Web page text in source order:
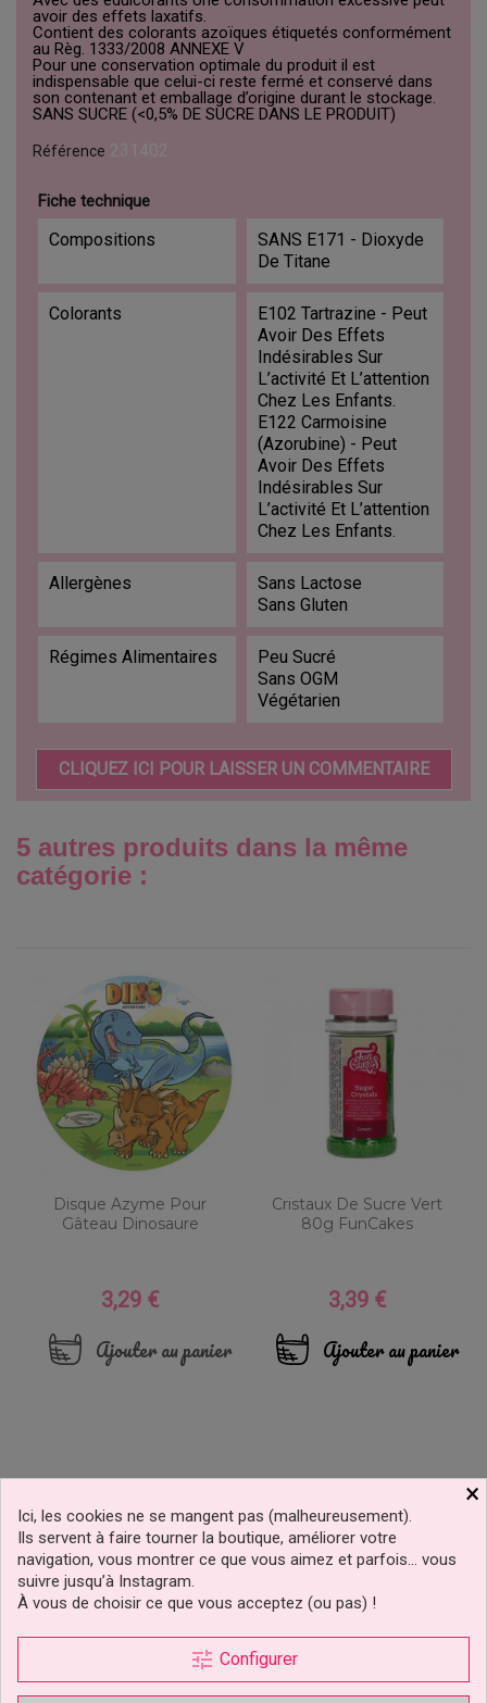
avoir des effets laxatifs.
Contient des colorants azoïques étiquetés conformément
au Règ. 1333/2008 ANNEXE V
Pour une conservation optimale du produit il est
indispensable que celui-ci reste fermé et conservé dans
son contenant et emballage d’origine durant le stockage.
SANS SUCRE (<0,5% DE SUCRE DANS LE PRODUIT)
Référence
Fiche technique
Compositions
SANS E171 - Dioxyde
De Titane
Colorants
E102 Tartrazine - Peut
Avoir Des Effets
Indésirables Sur
L’activité Et L’attention
Chez Les Enfants.
E122 Carmoisine
(Azorubine) - Peut
Avoir Des Effets
Indésirables Sur
L’activité Et L’attention
Chez Les Enfants.
Allergènes
Sans Lactose
Sans Gluten
Régimes Alimentaires
Peu Sucré
Sans OGM
Végétarien
CLIQUEZ ICI POUR LAISSER UN COMMENTAIRE
5 autres produits dans la même
catégorie :
Disque Azyme Pour
Gâteau Dinosaure
Prix
3,29 €
Ajouter au panier
Cristaux De Sucre Vert
80g FunCakes
Prix
3,39 €
Ajouter au panier
×
Ici, les cookies ne se mangent pas (malheureusement).
Ils servent à faire tourner la boutique, améliorer votre
navigation, vous montrer ce que vous aimez et parfois… vous
suivre jusqu’à Instagram.
À vous de choisir ce que vous acceptez (ou pas) !
tune Configurer